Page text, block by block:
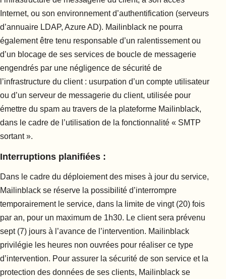
Internet, ou son environnement d’authentification (serveurs
d’annuaire LDAP, Azure AD). Mailinblack ne pourra
également être tenu responsable d’un ralentissement ou
d’un blocage de ses services de boucle de messagerie
engendrés par une négligence de sécurité de
l’infrastructure du client : usurpation d’un compte utilisateur
ou d’un serveur de messagerie du client, utilisée pour
émettre du spam au travers de la plateforme Mailinblack,
dans le cadre de l’utilisation de la fonctionnalité « SMTP
sortant ».
Interruptions planifiées :
Dans le cadre du déploiement des mises à jour du service,
Mailinblack se réserve la possibilité d’interrompre
temporairement le service, dans la limite de vingt (20) fois
par an, pour un maximum de 1h30. Le client sera prévenu
sept (7) jours à l’avance de l’intervention. Mailinblack
privilégie les heures non ouvrées pour réaliser ce type
d’intervention. Pour assurer la sécurité de son service et la
protection des données de ses clients, Mailinblack se